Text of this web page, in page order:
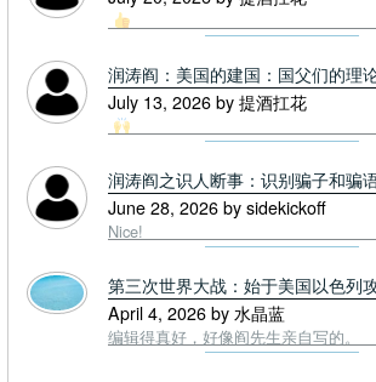
润涛阎：美国的建国：国父们的理
July 13, 2026 by 提酒扛花
润涛阎之识人断事：识别骗子和骗
June 28, 2026 by sidekickoff
Nice!
第三次世界大战：始于美国以色列
April 4, 2026 by 水晶蓝
编辑得真好，好像阎先生亲自写的。